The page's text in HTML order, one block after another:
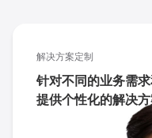
解决方案定制
针对不同的业务需求
提供个性化的解决方